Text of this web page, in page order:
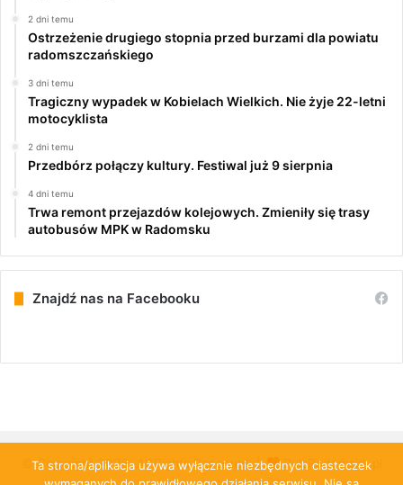
2 dni temu
Ostrzeżenie drugiego stopnia przed burzami dla powiatu
radomszczańskiego
3 dni temu
Tragiczny wypadek w Kobielach Wielkich. Nie żyje 22-letni
motocyklista
2 dni temu
Przedbórz połączy kultury. Festiwal już 9 sierpnia
4 dni temu
Trwa remont przejazdów kolejowych. Zmieniły się trasy
autobusów MPK w Radomsku
Znajdź nas na Facebooku
© Copyright 2026, All Rights Reserved | PulsRadomska.pl
Ta strona/aplikacja używa wyłącznie niezbędnych ciasteczek